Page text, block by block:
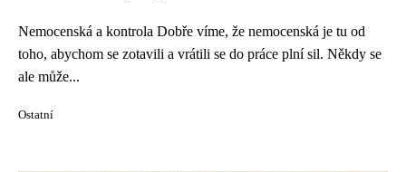
Nemocenská a kontrola Dobře víme, že nemocenská je tu od
toho, abychom se zotavili a vrátili se do práce plní sil. Někdy se
ale může...
Ostatní